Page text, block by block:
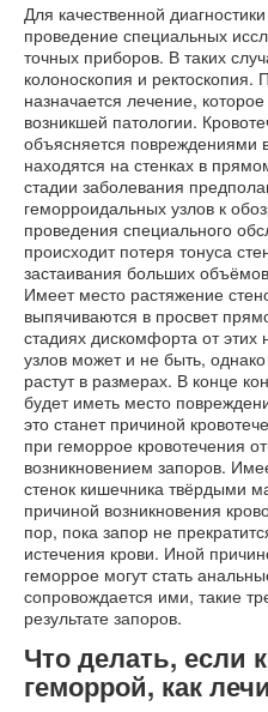
Для качественной
проведение специальных
точных приборов. В таких
колоноскопия и ректоскопия.
назначается лечение,
возникшей патологии.
объясняется повреждениями
находятся на стенках в
стадии заболевания
геморроидальных узлов к
проведения специального
происходит потеря тонуса
застаивания больших
Имеет место растяжение
выпячиваются в просвет
стадиях дискомфорта от
узлов может и не быть,
растут в размерах. В конце
будет иметь место
это станет причиной
при геморрое кровотечения
возникновением запоров.
стенок кишечника твёрдыми
причиной возникновения
пор, пока запор не
истечения крови. Иной
геморрое могут стать
сопровождается ими, такие
результате запоров.
Что делать, если
геморрой, как